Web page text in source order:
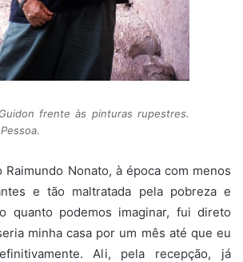
frente às pinturas rupestres.
Raimundo Nonato, à época com menos
e tão maltratada pela pobreza e
quanto podemos imaginar, fui direto
minha casa por um mês até que eu
Ali, pela recepção, já